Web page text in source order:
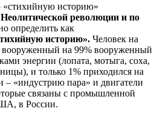
историю»
Неолитической революции и по
определить как
историю». Человек на
на 99% вооруженный
энергии (лопата, мотыга, соха,
и только 1% приходился на
– «индустрию пара» и двигатели
связаны с промышленной
в России.